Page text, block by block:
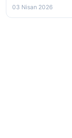
03 Nisan 2026